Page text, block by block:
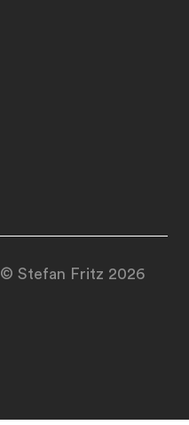
© Stefan Fritz 2026